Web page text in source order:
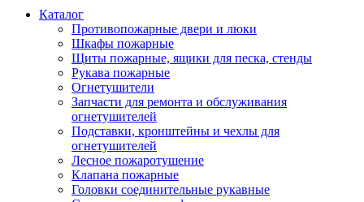
Каталог
Противопожарные двери и люки
Шкафы пожарные
Щиты пожарные, ящики для песка, стенды
Рукава пожарные
Огнетушители
Запчасти для ремонта и обслуживания
огнетушителей
Подставки, кронштейны и чехлы для
огнетушителей
Лесное пожаротушение
Клапана пожарные
Головки соединительные рукавные